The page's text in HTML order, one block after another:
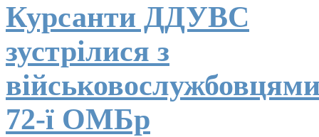
Курсанти ДДУВС
зустрілися з
72-ї ОМБр